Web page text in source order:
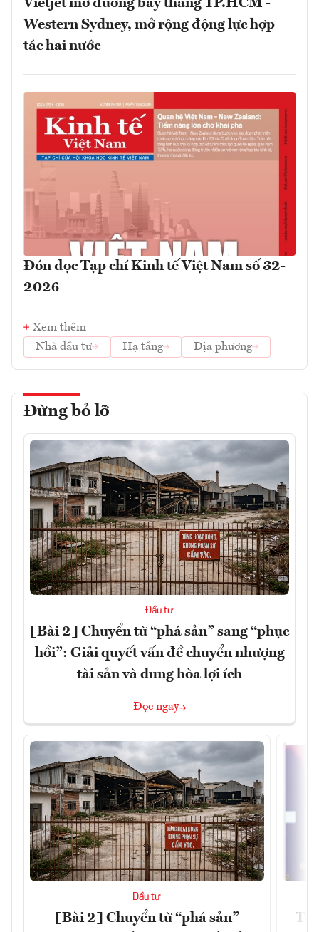
Vietjet mở đường bay thẳng TP.HCM -
Western Sydney, mở rộng động lực hợp
tác hai nước
Đón đọc Tạp chí Kinh tế Việt Nam số 32-
2026
Xem thêm
Nhà đầu tư
Hạ tầng Địa phương
Đừng bỏ lỡ
Đầu tư
[Bài 2] Chuyển từ “phá sản” sang “phục
hồi”: Giải quyết vấn đề chuyển nhượng
tài sản và dung hòa lợi ích
Đọc ngay
Đầu tư
[Bài 2] Chuyển từ “phá sản”
Tài